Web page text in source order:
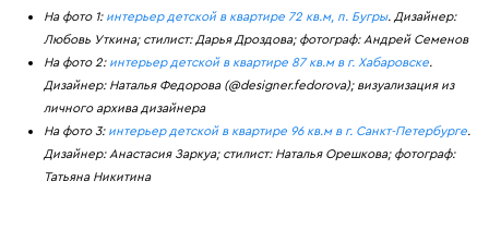
На фото 1: интерьер детской в квартире 72 кв.м, п. Бугры. Дизайнер:
Любовь Уткина; стилист: Дарья Дроздова; фотограф: Андрей Семенов
На фото 2: интерьер детской в квартире 87 кв.м в г. Хабаровске.
Дизайнер: Наталья Федорова (@designer.fedorova); визуализация из
личного архива дизайнера
На фото 3: интерьер детской в квартире 96 кв.м в г. Санкт-Петербурге.
Дизайнер: Анастасия Заркуа; стилист: Наталья Орешкова; фотограф:
Татьяна Никитина